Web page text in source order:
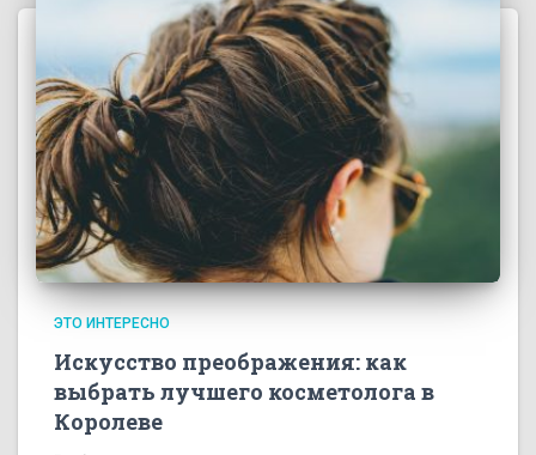
ЭТО ИНТЕРЕСНО
Искусство преображения: как
выбрать лучшего косметолога в
Королеве